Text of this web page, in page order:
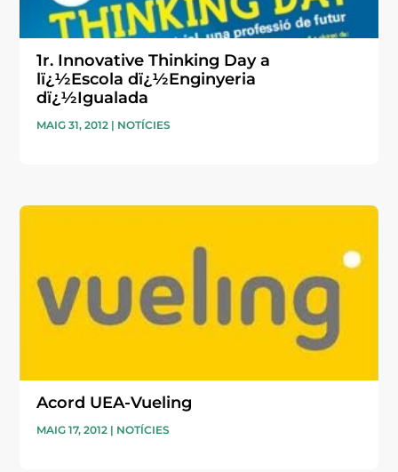
1r. Innovative Thinking Day a
lï¿½Escola dï¿½Enginyeria
dï¿½Igualada
MAIG 31, 2012 | NOTÍCIES
Acord UEA-Vueling
MAIG 17, 2012 | NOTÍCIES